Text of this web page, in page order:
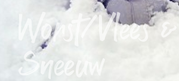
Worst/Vlees &
Sneeuw